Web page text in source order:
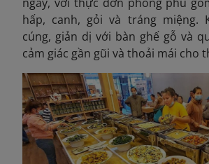
hấp, canh, gỏi và tráng miệng.
cúng, giản dị với bàn ghế gỗ và
cảm giác gần gũi và thoải mái cho